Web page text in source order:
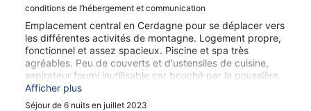
conditions de l’hébergement et communication
Emplacement central en Cerdagne pour se déplacer vers
les différentes activités de montagne. Logement propre,
fonctionnel et assez spacieux. Piscine et spa très
agréables. Peu de couverts et d'ustensiles de cuisine,
aspirateur fourni inutilisable car bouché par la poussière.
Horaires d'ouverture de la réception assez aléatoires,
anticipez vos demandes...
Afficher plus
Séjour de 6 nuits en juillet 2023